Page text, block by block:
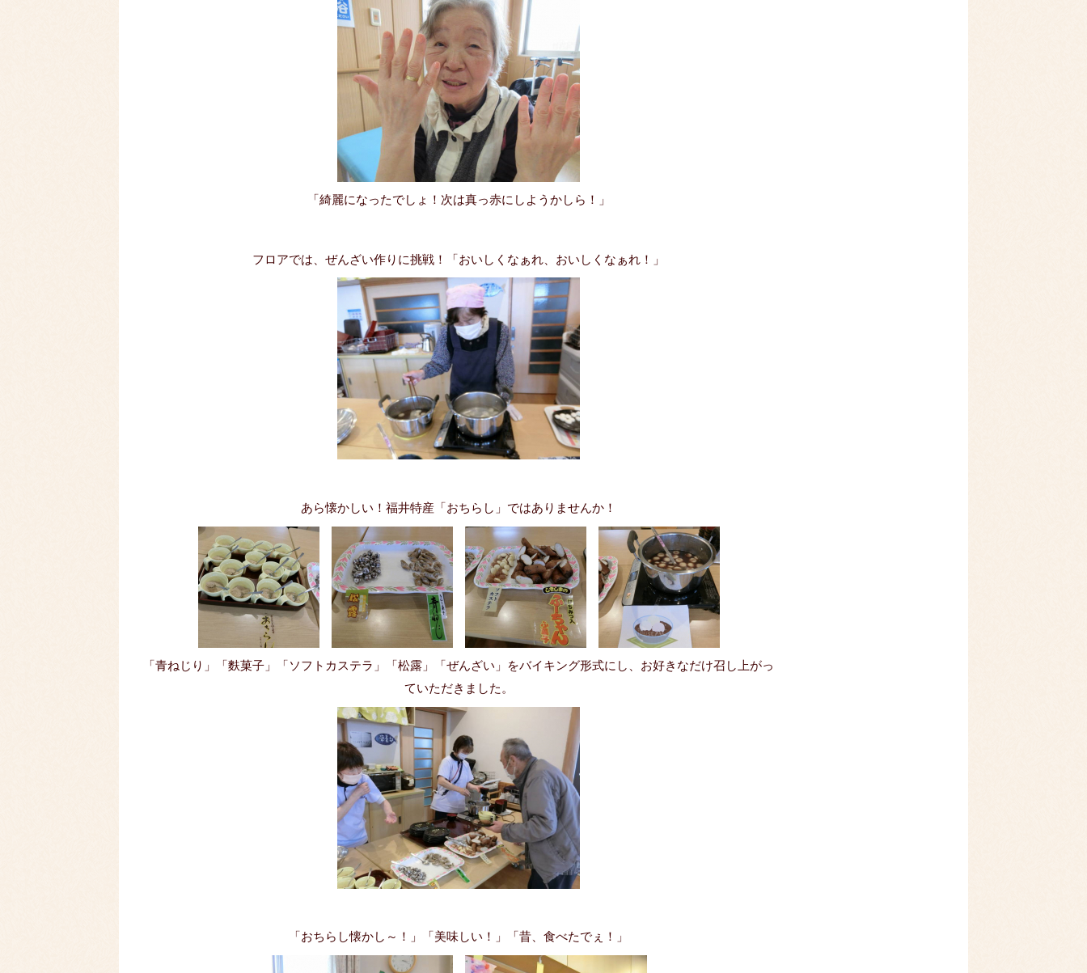
「綺麗になったでしょ！次は真っ赤にしようかしら！」
フロアでは、ぜんざい作りに挑戦！「おいしくなぁれ、おいしくなぁれ！」
あら懐かしい！福井特産「おちらし」ではありませんか！
「青ねじり」「麩菓子」「ソフトカステラ」「松露」「ぜんざい」をバイキング形式にし、お好きなだけ召し上がっ
ていただきました。
「おちらし懐かし～！」「美味しい！」「昔、食べたでぇ！」